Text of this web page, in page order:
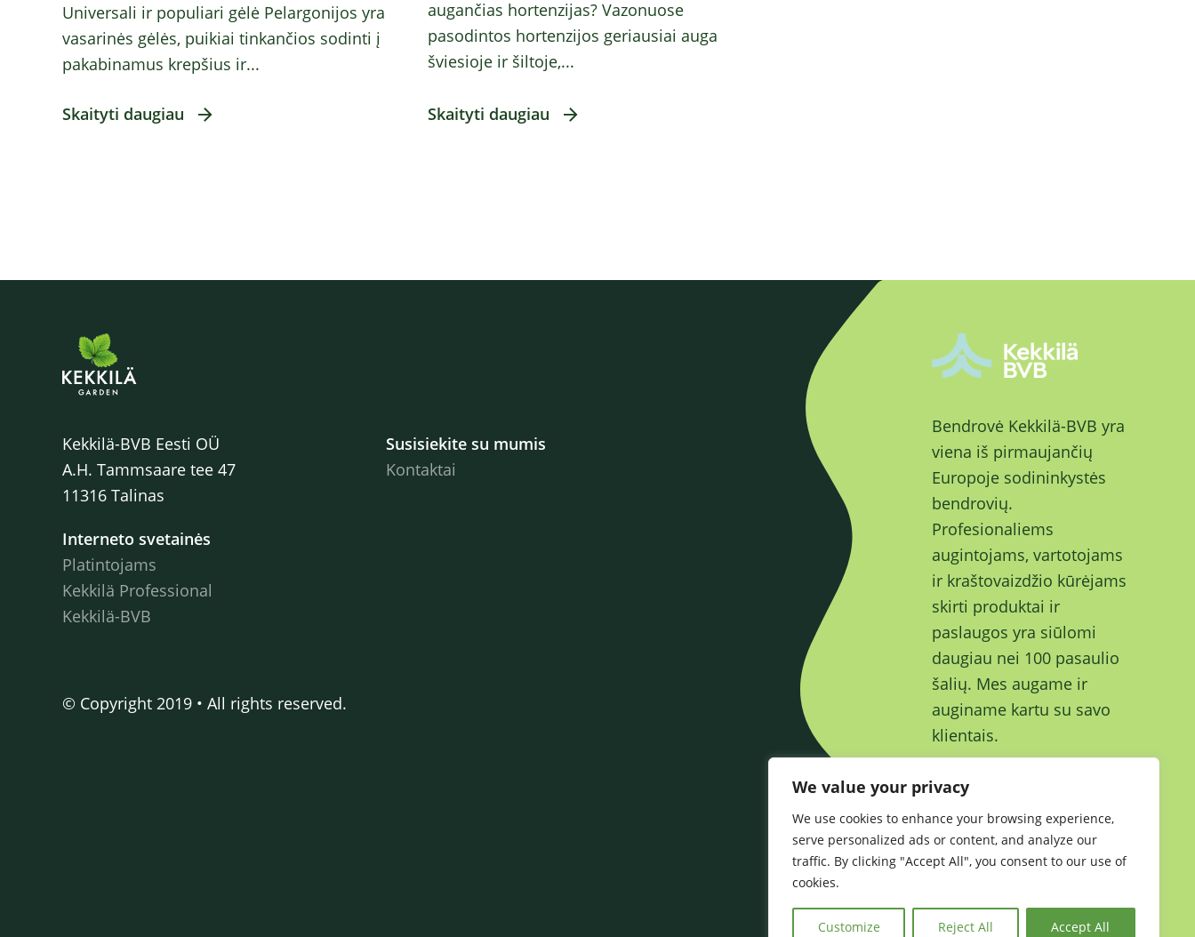
We value your privacy
We use cookies to enhance your browsing experience,
serve personalized ads or content, and analyze our
traffic. By clicking "Accept All", you consent to our use of
cookies.
Customize Reject All Accept All
Universali ir populiari gėlė Pelargonijos yra
vasarinės gėlės, puikiai tinkančios sodinti į
pakabinamus krepšius ir...
Skaityti daugiau
augančias hortenzijas? Vazonuose
pasodintos hortenzijos geriausiai auga
šviesioje ir šiltoje,...
Skaityti daugiau
Kekkilä-BVB Eesti OÜ
A.H. Tammsaare tee 47
11316 Talinas
Susisiekite su mumis
Kontaktai
Interneto svetainės
Platintojams
Kekkilä Professional
Kekkilä-BVB
© Copyright 2019 • All rights reserved.
Bendrovė Kekkilä-BVB yra
viena iš pirmaujančių
Europoje sodininkystės
bendrovių.
Profesionaliems
augintojams, vartotojams
ir kraštovaizdžio kūrėjams
skirti produktai ir
paslaugos yra siūlomi
daugiau nei 100 pasaulio
šalių. Mes augame ir
auginame kartu su savo
klientais.
Tvarumas•Privatumo politika•